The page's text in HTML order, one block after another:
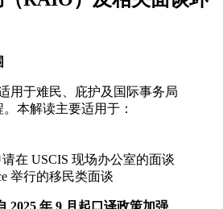
用于难民、庇护及国际事务局
本解读主要适用于：
在 USCIS 现场办公室的面谈
举行的移民类面谈
2025 年 9 月起口译政策加强